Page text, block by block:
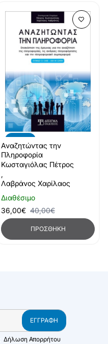
Διαθέσιμο
Αναζητώντας την
Πληροφορία
Κωσταγιόλας Πέτρος
,
Λαβράνος Χαρίλαος
36,00€ 40,00€
ΠΡΟΣΘΉΚΗ
ΕΓΓΡΑΦΉ
Δήλωση Απορρήτου